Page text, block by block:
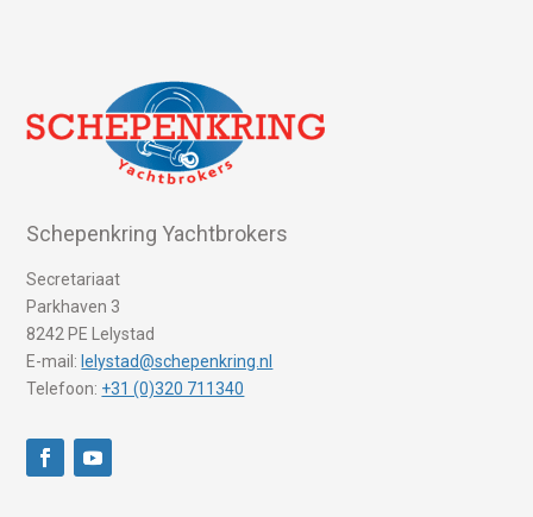
Schepenkring Yachtbrokers
Secretariaat
Parkhaven 3
8242 PE Lelystad
E-mail: lelystad@schepenkring.nl
Telefoon: +31 (0)320 711340